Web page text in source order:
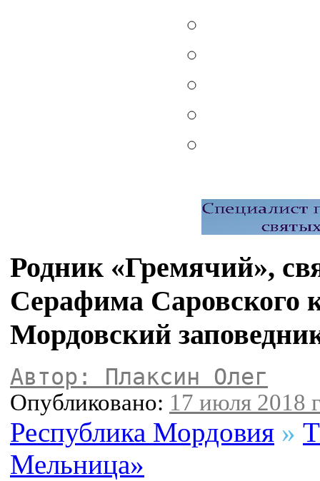
Родник «Гремячий»,
Серафима Саровского
Мордовский
Автор: Плаксин Олег
Опубликовано: 17 июля 2018
Республика Мордовия »
Мельница»